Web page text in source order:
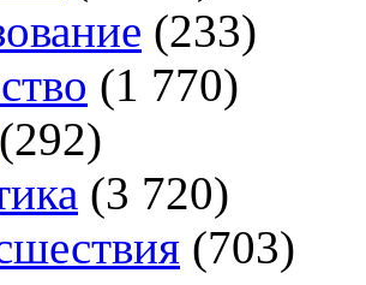
(233)
(1 770)
(292)
(3 720)
(703)